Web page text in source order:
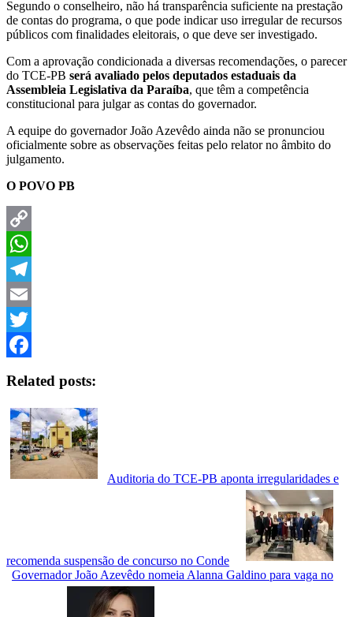
Segundo o conselheiro, não há transparência suficiente na prestação
de contas do programa, o que pode indicar uso irregular de recursos
públicos com finalidades eleitorais, o que deve ser investigado.
Com a aprovação condicionada a diversas recomendações, o parecer
do TCE-PB será avaliado pelos deputados estaduais da
Assembleia Legislativa da Paraíba, que têm a competência
constitucional para julgar as contas do governador.
A equipe do governador João Azevêdo ainda não se pronunciou
oficialmente sobre as observações feitas pelo relator no âmbito do
julgamento.
O POVO PB
Copy
Link
WhatsApp
Telegram
Email
Twitter
Related posts:
Auditoria do TCE-PB aponta irregularidades e
recomenda suspensão de concurso no Conde
Governador João Azevêdo nomeia Alanna Galdino para vaga no